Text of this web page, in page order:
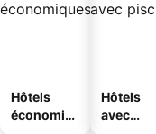
Hôtels
économiq
Hôtels
avec